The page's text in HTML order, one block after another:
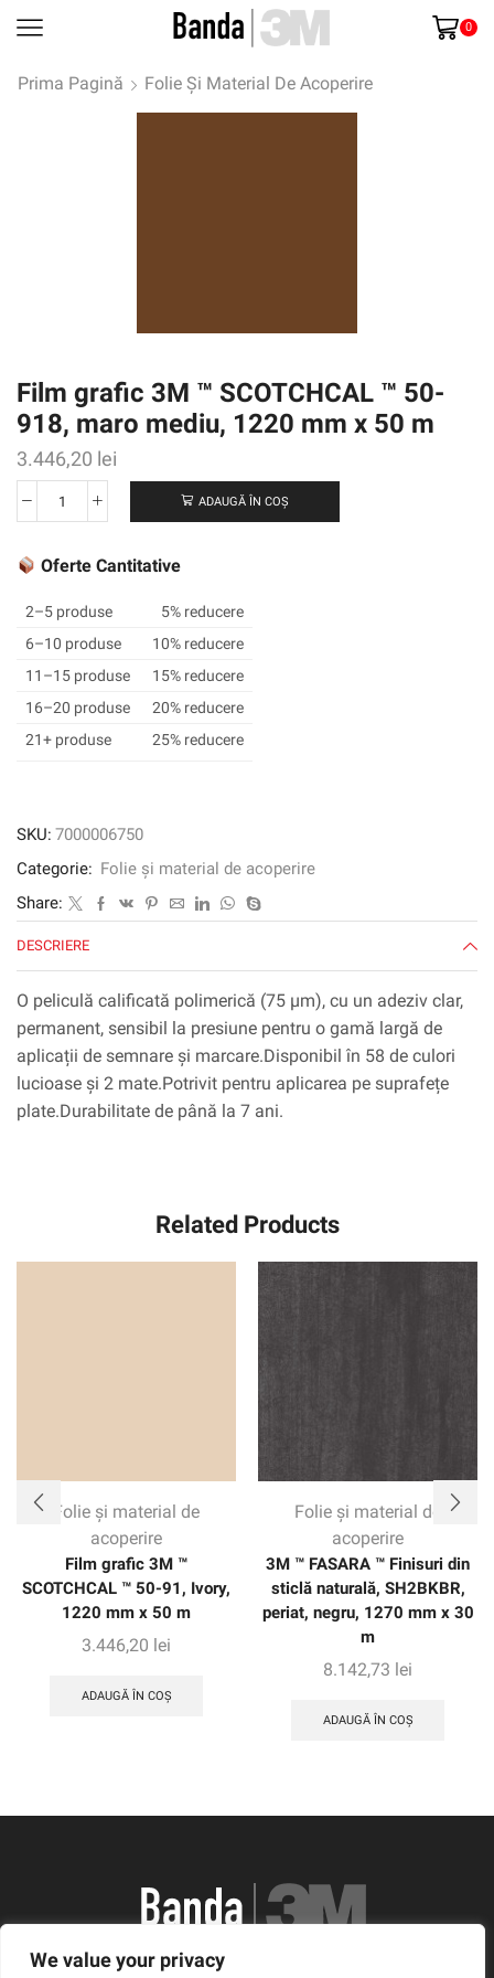
We value your privacy
0
Prima Pagină Folie Și Material De Acoperire
Film grafic 3M ™ SCOTCHCAL ™ 50-
918, maro mediu, 1220 mm x 50 m
3.446,20 lei
Cantitate
grafic
™
SCOTCHCAL
™
50-
918,
maro
x
m
ADAUGĂ ÎN COȘ
Oferte Cantitative
2–5 produse
5% reducere
6–10 produse
10% reducere
11–15 produse
15% reducere
16–20 produse
20% reducere
21+ produse
25% reducere
SKU: 7000006750
Categorie: Folie și material de acoperire
Share:
DESCRIERE
O peliculă calificată polimerică (75 µm), cu un adeziv clar,
permanent, sensibil la presiune pentru o gamă largă de
aplicații de semnare și marcare.Disponibil în 58 de culori
lucioase și 2 mate.Potrivit pentru aplicarea pe suprafețe
plate.Durabilitate de până la 7 ani.
Related Products
Folie și material de
acoperire
Film grafic 3M ™
SCOTCHCAL ™ 50-91, Ivory,
1220 mm x 50 m
3.446,20 lei
ADAUGĂ ÎN COȘ
Folie și material de
acoperire
3M ™ FASARA ™ Finisuri din
sticlă naturală, SH2BKBR,
periat, negru, 1270 mm x 30
m
8.142,73 lei
ADAUGĂ ÎN COȘ
România, Arad, Calea Timisorii, Nr. 11